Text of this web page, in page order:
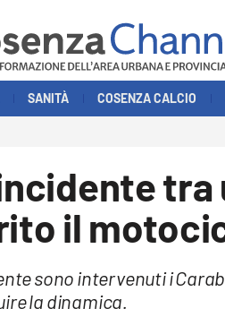
SANITÀ COSENZA CALCIO
tra
il
sono intervenuti i
la dinamica.